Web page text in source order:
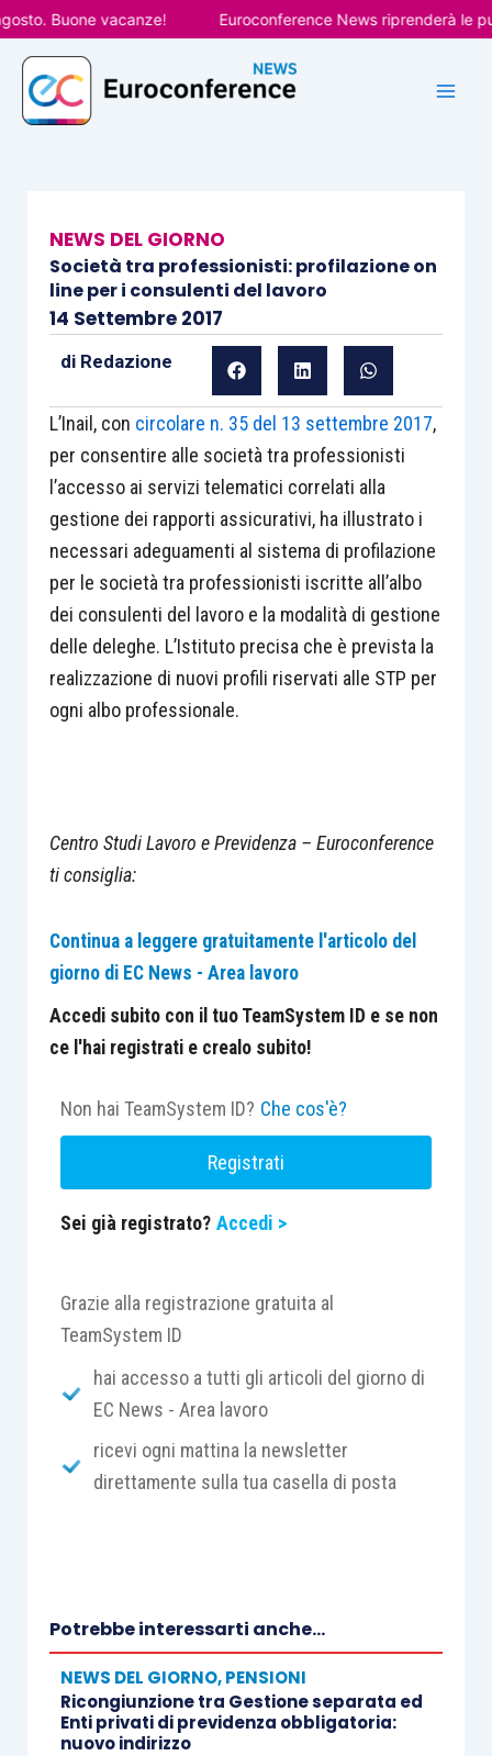
Vai
al
contenuto
Buone vacanze! Euroconference News riprenderà le
NEWS DEL GIORNO
Società tra professionisti: profilazione on
line per i consulenti del lavoro
14 Settembre 2017
di Redazione
L’Inail, con circolare n. 35 del 13 settembre 2017,
per consentire alle società tra professionisti
l’accesso ai servizi telematici correlati alla
gestione dei rapporti assicurativi, ha illustrato i
necessari adeguamenti al sistema di profilazione
per le società tra professionisti iscritte all’albo
dei consulenti del lavoro e la modalità di gestione
delle deleghe. L’Istituto precisa che è prevista la
realizzazione di nuovi profili riservati alle STP per
ogni albo professionale.
Centro Studi Lavoro e Previdenza – Euroconference
ti consiglia:
Continua a leggere gratuitamente l'articolo del
giorno di EC News - Area lavoro
Accedi subito con il tuo TeamSystem ID e se non
ce l'hai registrati e crealo subito!
Non hai TeamSystem ID? Che cos'è?
Registrati
Sei già registrato? Accedi >
Grazie alla registrazione gratuita al
TeamSystem ID
hai accesso a tutti gli articoli del giorno di
EC News - Area lavoro
ricevi ogni mattina la newsletter
direttamente sulla tua casella di posta
Potrebbe interessarti anche...
NEWS DEL GIORNO,PENSIONI
Ricongiunzione tra Gestione separata ed
Enti privati di previdenza obbligatoria:
nuovo indirizzo